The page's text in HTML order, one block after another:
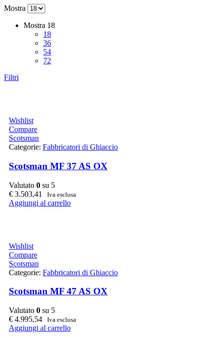
Mostra
Mostra 18
18
36
54
72
Filtri
Wishlist
Compare
Scotsman
Categorie: Fabbricatori di Ghiaccio
Scotsman MF 37 AS OX
Valutato 0 su 5
€ 3.503,41 Iva esclusa
Aggiungi al carrello
Wishlist
Compare
Scotsman
Categorie: Fabbricatori di Ghiaccio
Scotsman MF 47 AS OX
Valutato 0 su 5
€ 4.995,54 Iva esclusa
Aggiungi al carrello